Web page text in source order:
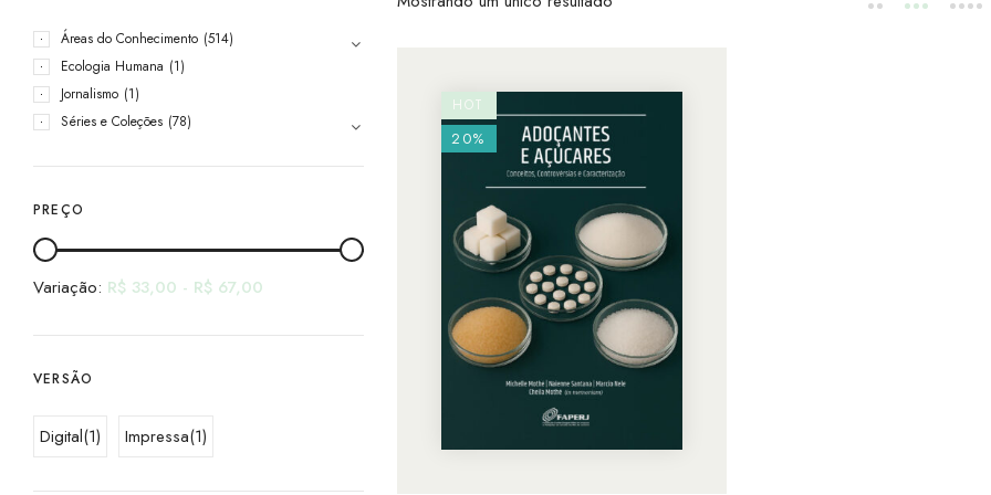
Áreas do Conhecimento (514)
Ecologia Humana (1)
Jornalismo (1)
Séries e Coleções (78)
PREÇO
Variação: R$ 33,00 - R$ 67,00
VERSÃO
Digital(1) Impressa(1)
HOT
20%